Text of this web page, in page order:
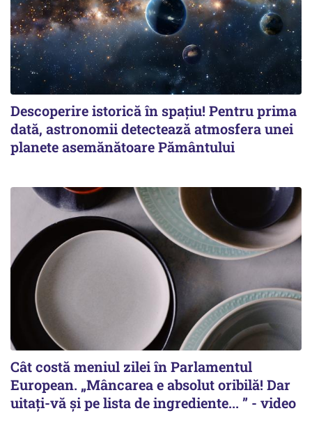
Descoperire istorică în spațiu! Pentru prima
dată, astronomii detectează atmosfera unei
planete asemănătoare Pământului
Cât costă meniul zilei în Parlamentul
European. „Mâncarea e absolut oribilă! Dar
uitați-vă și pe lista de ingrediente... ” - video